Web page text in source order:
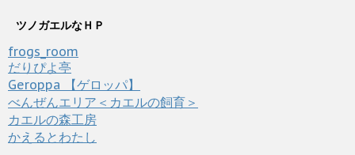
ツノガエルなＨＰ
frogs_room
だりぴよ亭
Geroppa 【ゲロッパ】
べんぜんエリア＜カエルの飼育＞
カエルの森工房
かえるとわたし